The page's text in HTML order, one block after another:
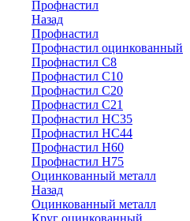
Профнастил
Назад
Профнастил
Профнастил оцинкованный
Профнастил С8
Профнастил С10
Профнастил С20
Профнастил С21
Профнастил НС35
Профнастил НС44
Профнастил Н60
Профнастил Н75
Оцинкованный металл
Назад
Оцинкованный металл
Круг оцинкованный